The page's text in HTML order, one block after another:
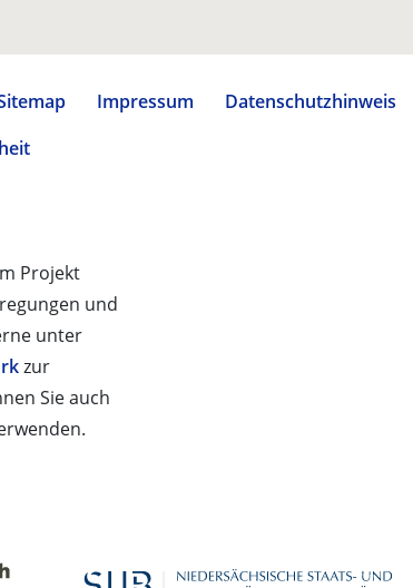
Impressum
Datenschutzhinweis
Projekt
und
unter
zur
Sie auch